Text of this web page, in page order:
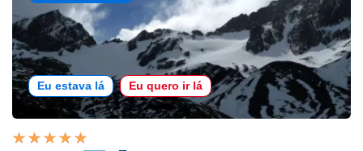
Eu estava lá Eu quero ir lá